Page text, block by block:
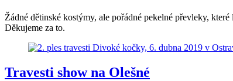
Žádné dětinské kostýmy, ale pořádné pekelné převleky,
Děkujeme za to.
Travesti show na Olešné